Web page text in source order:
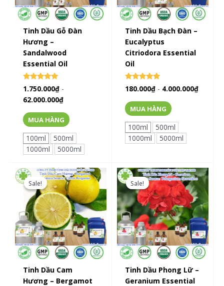
Tinh Dầu Gỗ Đàn
Hương –
Sandalwood
Essential Oil
Rated
0
out of 5
1.750.000₫ -
62.000.000₫
MUA HÀNG
100ml
500ml
1000ml
5000ml
Tinh Dầu Bạch Đàn –
Eucalyptus
Citriodora Essential
Oil
Rated
0
180.000₫ - 4.000.000₫
MUA HÀNG
100ml
500ml
1000ml
5000ml
Sale!
Sale!
Tinh Dầu Cam
Hương – Bergamot
Sale!
Sale!
Tinh Dầu Phong Lữ –
Geranium Essential